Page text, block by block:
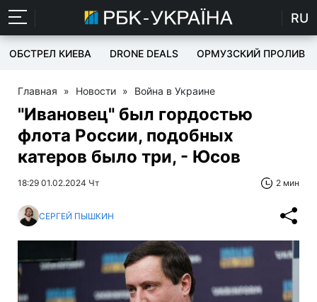
RU
ОБСТРЕЛ КИЕВА DRONE DEALS ОРМУЗСКИЙ ПРОЛИВ
Главная » Новости » Война в Украине
"Ивановец" был гордостью
флота России, подобных
катеров было три, - Юсов
18:29 01.02.2024 Чт 2 мин
СЕРГЕЙ ПЫШКИН